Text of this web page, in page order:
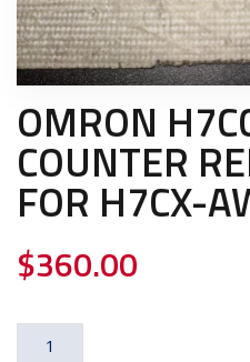
OMRON
COUNTER
FOR H7CX-
$360.00
OMRON